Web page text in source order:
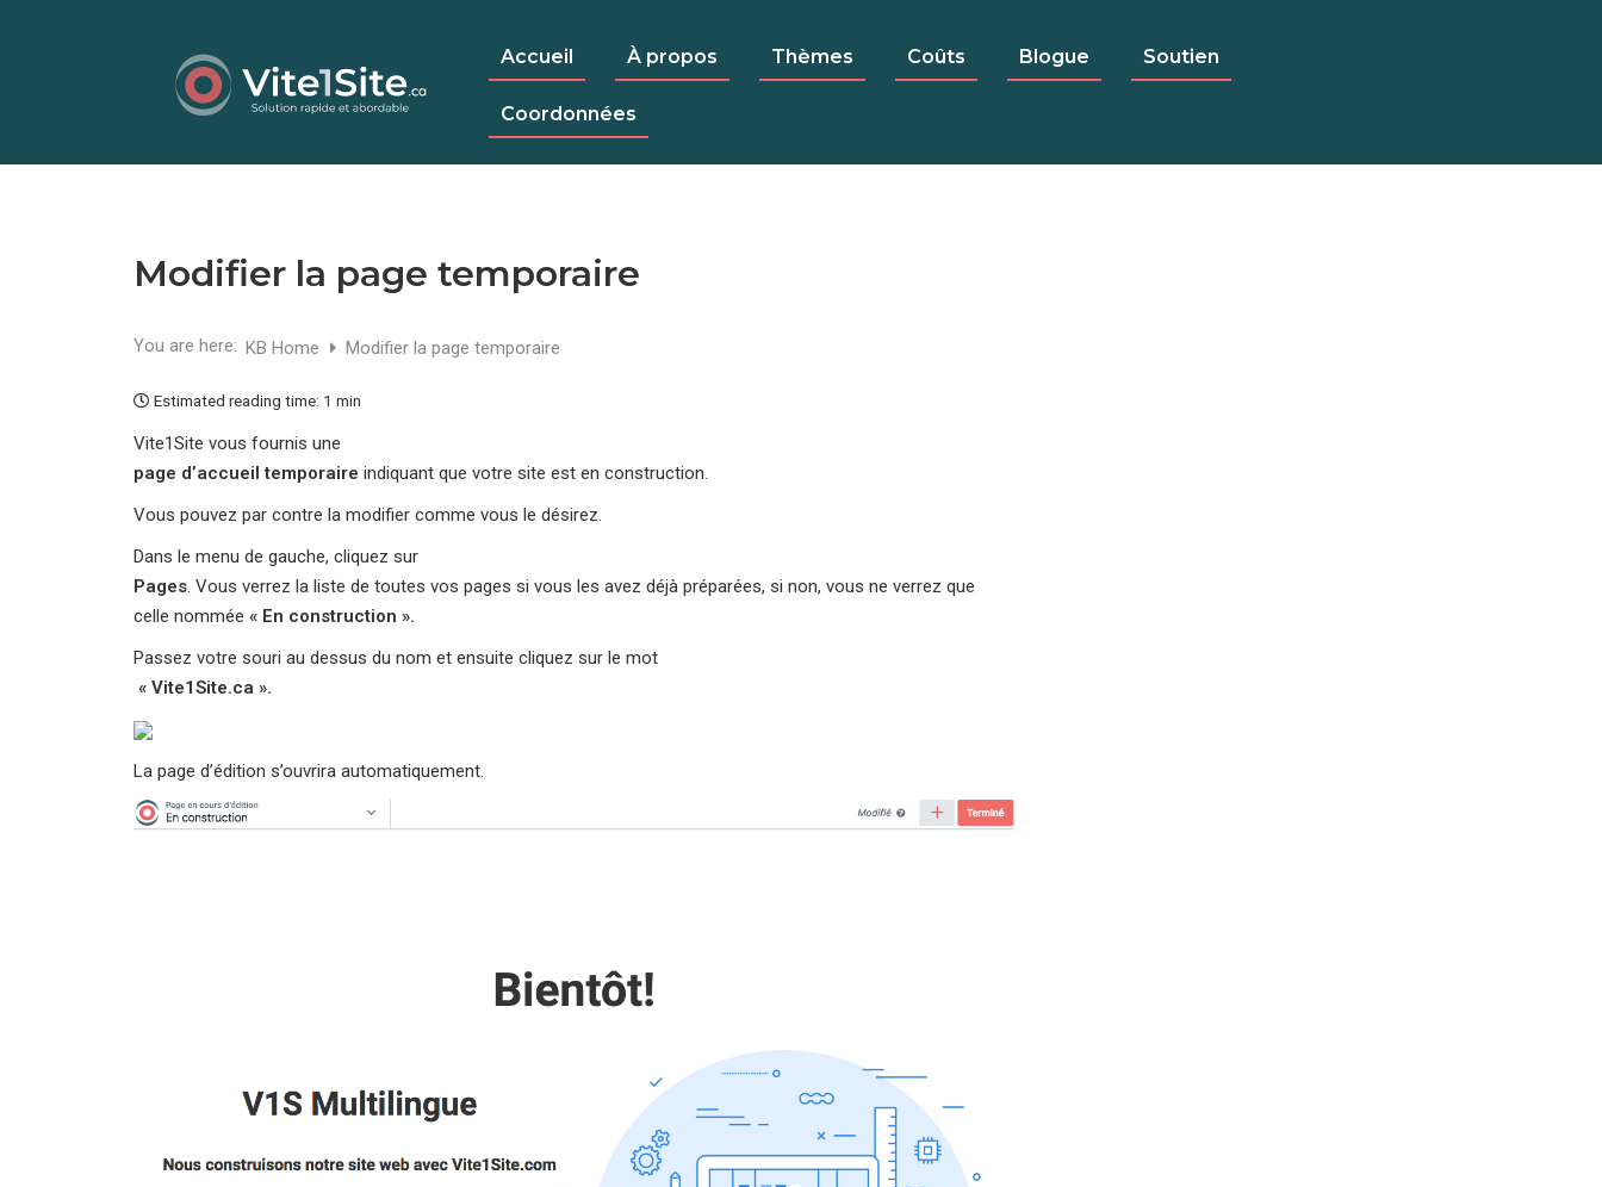
Accueil À propos Thèmes Coûts Blogue Soutien
Coordonnées
Modifier la page temporaire
You are here: KB Home Modifier la page temporaire
Estimated reading time: 1 min
Vite1Site vous fournis une
page d’accueil temporaire indiquant que votre site est en construction.
Vous pouvez par contre la modifier comme vous le désirez.
Dans le menu de gauche, cliquez sur
Pages . Vous verrez la liste de toutes vos pages si vous les avez déjà préparées, si non, vous ne verrez que
celle nommée « En construction ».
Passez votre souri au dessus du nom et ensuite cliquez sur le mot
« Vite1Site.ca ».
La page d’édition s’ouvrira automatiquement.